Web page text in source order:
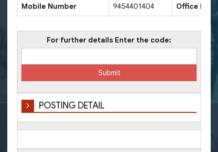
Mobile Number 9454401404 Office
For further details Enter the code:
POSTING DETAIL